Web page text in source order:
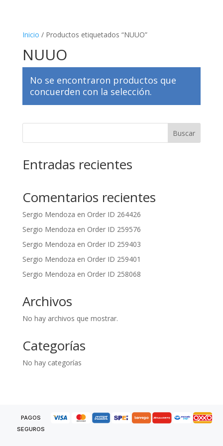
Inicio / Productos etiquetados “NUUO”
NUUO
No se encontraron productos que
concuerden con la selección.
Buscar
Entradas recientes
Comentarios recientes
Sergio Mendoza en Order ID 264426
Sergio Mendoza en Order ID 259576
Sergio Mendoza en Order ID 259403
Sergio Mendoza en Order ID 259401
Sergio Mendoza en Order ID 258068
Archivos
No hay archivos que mostrar.
Categorías
No hay categorías
PAGOS
SEGUROS